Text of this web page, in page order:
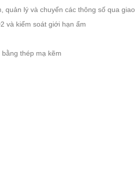
lý và chuyển các thông số qua
và kiểm soát giới hạn ẩm
thép mạ kẽm